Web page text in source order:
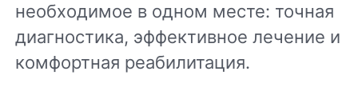
необходимое в одном месте: точная
диагностика, эффективное лечение и
комфортная реабилитация.